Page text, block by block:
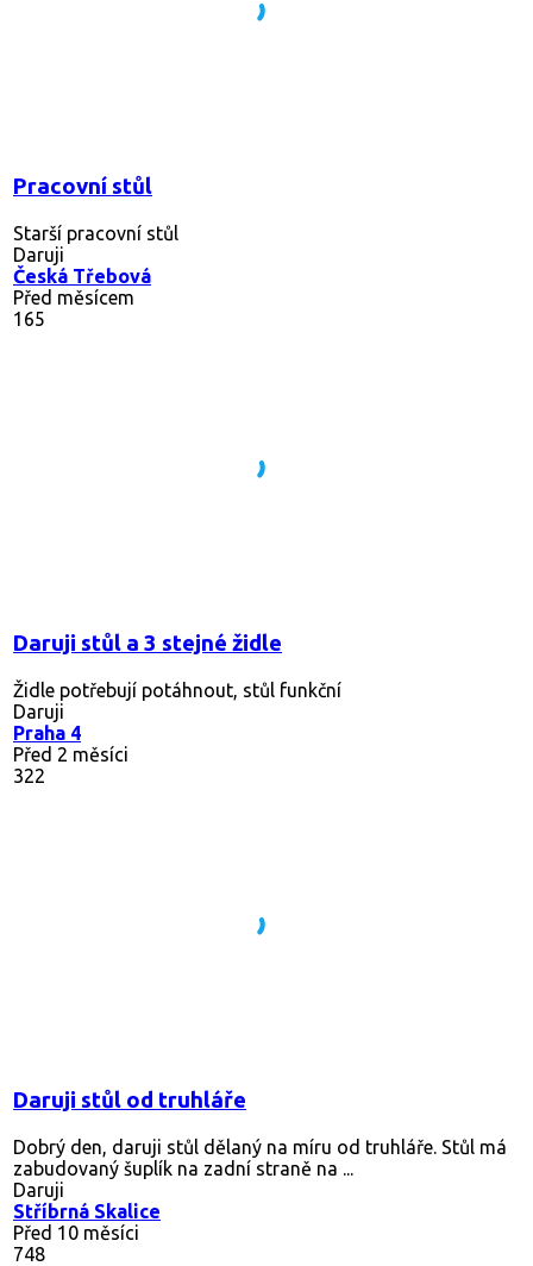
Pracovní stůl
Starší pracovní stůl
Daruji
Česká Třebová
Před měsícem
165
Daruji stůl a 3 stejné židle
Židle potřebují potáhnout, stůl funkční
Daruji
Praha 4
Před 2 měsíci
322
Daruji stůl od truhláře
Dobrý den, daruji stůl dělaný na míru od truhláře. Stůl má
zabudovaný šuplík na zadní straně na ...
Daruji
Stříbrná Skalice
Před 10 měsíci
748